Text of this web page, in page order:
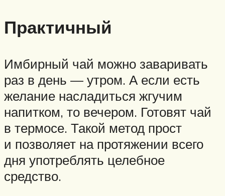
Практичный
Имбирный чай можно заваривать
раз в день — утром. А если есть
желание насладиться жгучим
напитком, то вечером. Готовят чай
в термосе. Такой метод прост
и позволяет на протяжении всего
дня употреблять целебное
средство.